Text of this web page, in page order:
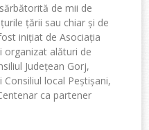
de mii de
țării sau chiar și de
inițiat de Asociația
organizat alături de
Județean Gorj,
Consiliul local Peștișani,
ca partener